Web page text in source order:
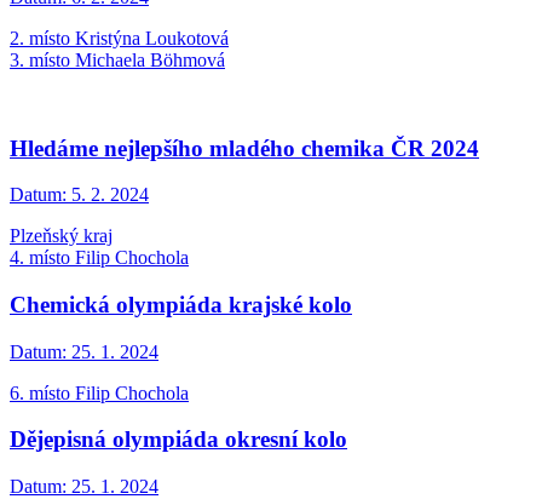
2. místo Kristýna Loukotová
3. místo Michaela Böhmová
Hledáme nejlepšího mladého chemika ČR 2024
Datum: 5. 2. 2024
Plzeňský kraj
4. místo Filip Chochola
Chemická olympiáda krajské kolo
Datum: 25. 1. 2024
6. místo Filip Chochola
Dějepisná olympiáda okresní kolo
Datum: 25. 1. 2024